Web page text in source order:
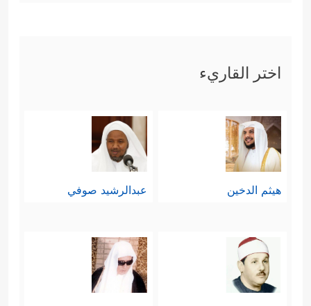
اختر القاريء
هيثم الدخين عبدالرشيد صوفي